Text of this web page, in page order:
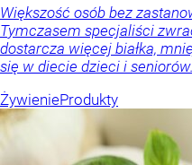
Większość osób bez
Tymczasem specjaliści
dostarcza więcej białka,
się w diecie dzieci i seniorów.
ŻywienieProdukty